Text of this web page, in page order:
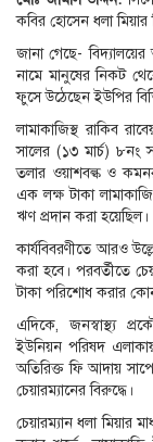
কবির হোসেন ধলা মিয়ার
জানা গেছে-
নামে মানুষের নিকট
ফুসে উঠেছেন ইউপির
লামাকাজিস্থ রাকিব
সালের (১৩ মার্চ) ৮নং
তলার ওয়াশবল্ক ও
এক লক্ষ টাকা
ঋণ প্রদান করা হয়েছিল।
কার্যবিবরণীতে আরও
করা হবে। পরবর্তীতে
টাকা পরিশোধ করার
এদিকে, জনস্বাস্থ্য
ইউনিয়ন পরিষদ
অতিরিক্ত ফি আদায়
চেয়ারম্যানের বিরুদ্ধে।
চেয়ারম্যান ধলা মিয়ার